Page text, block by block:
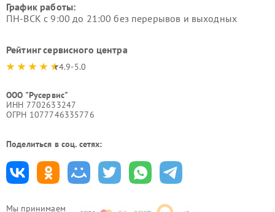
Мы принимаем
График работы:
ПН-ВСК с 9:00 до 21:00 без перерывов и выходных
Рейтинг сервисного центра
4.9-5.0
ООО "Русервис"
ИНН 7702633247
ОГРН 1077746335776
Поделиться в соц. сетях: